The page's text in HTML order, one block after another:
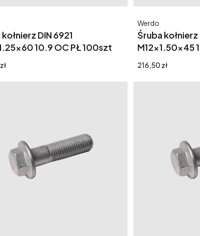
DIN 6921
10.9 OC PŁ 100szt
Śruba kołnierz
M12x1.50x45
Producent
Werdo
Cena
216,50 zł